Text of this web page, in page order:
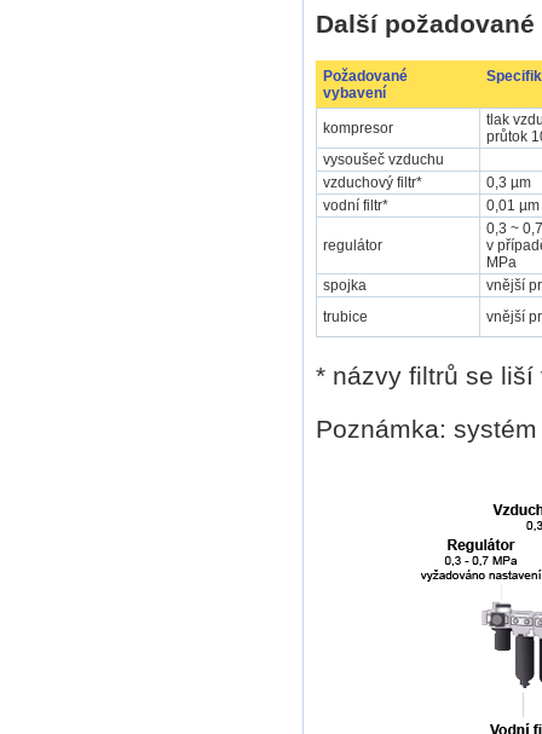
Další
Požadované
vybavení
kompresor
tlak
průtok
vysoušeč vzduchu
vzduchový filtr*
0,3 µm
vodní filtr*
0,01 µm
regulátor
0,3 ~
v
MPa
spojka
vnější
trubice
vnější
* názvy filtrů se
Poznámka: